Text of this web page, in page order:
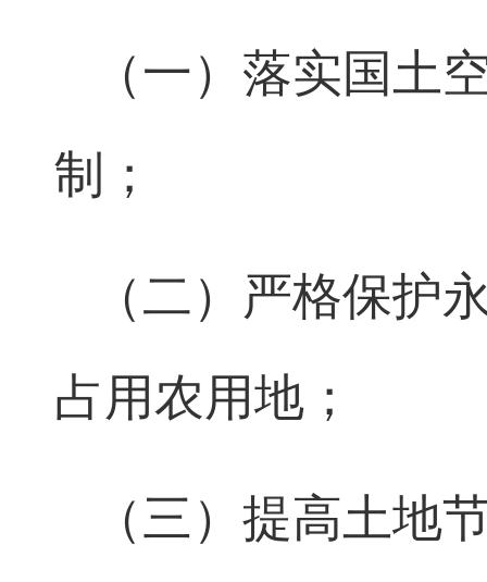
（一）落实国土
制；
（二）严格保护
占用农用地；
（三）提高土地